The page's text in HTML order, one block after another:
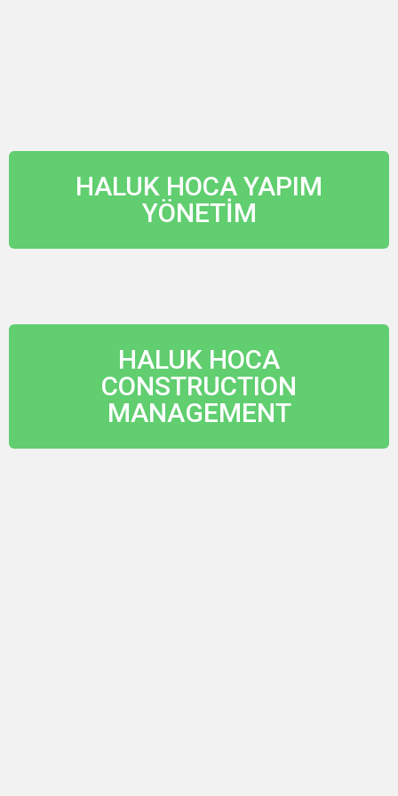
HALUK HOCA YAPIM
YÖNETİM
HALUK HOCA
CONSTRUCTION
MANAGEMENT